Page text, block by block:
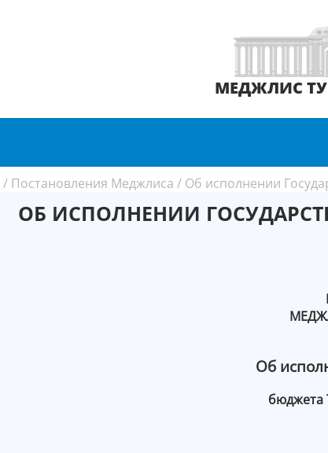
МЕДЖЛИС
/ Постановления Меджлиса / Об исполнении
ОБ ИСПОЛНЕНИИ
Об
бюджета